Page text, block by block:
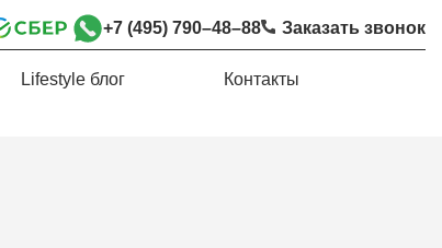
+7 (495) 790–48–88 Заказать звонок
Lifestyle блог Контакты